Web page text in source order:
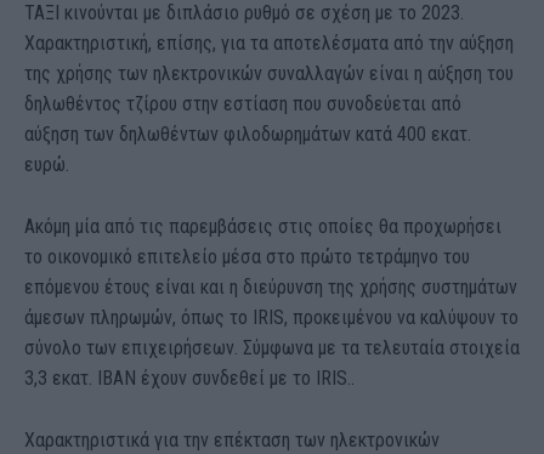
ΤΑΞΙ κινούνται με διπλάσιο ρυθμό σε σχέση με το 2023.
Χαρακτηριστική, επίσης, για τα αποτελέσματα από την αύξηση
της χρήσης των ηλεκτρονικών συναλλαγών είναι η αύξηση του
δηλωθέντος τζίρου στην εστίαση που συνοδεύεται από
αύξηση των δηλωθέντων φιλοδωρημάτων κατά 400 εκατ.
ευρώ.
Ακόμη μία από τις παρεμβάσεις στις οποίες θα προχωρήσει
το οικονομικό επιτελείο μέσα στο πρώτο τετράμηνο του
επόμενου έτους είναι και η διεύρυνση της χρήσης συστημάτων
άμεσων πληρωμών, όπως το IRIS, προκειμένου να καλύψουν το
σύνολο των επιχειρήσεων. Σύμφωνα με τα τελευταία στοιχεία
3,3 εκατ. ΙΒΑΝ έχουν συνδεθεί με το IRIS..
Χαρακτηριστικά για την επέκταση των ηλεκτρονικών